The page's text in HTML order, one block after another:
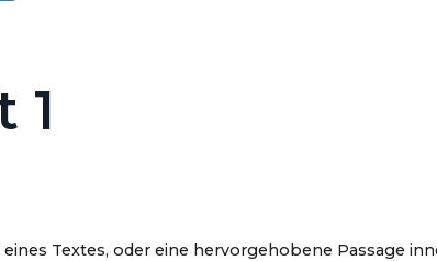
1
Textes, oder eine hervorgehobene Passage